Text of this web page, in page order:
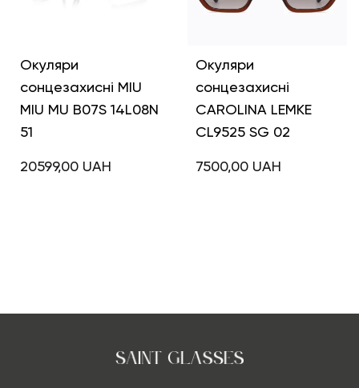
Окуляри
сонцезахисні MIU
MIU MU B07S 14L08N
51
20599,00 UAH
Окуляри
сонцезахисні
CAROLINA LEMKE
CL9525 SG 02
7500,00 UAH